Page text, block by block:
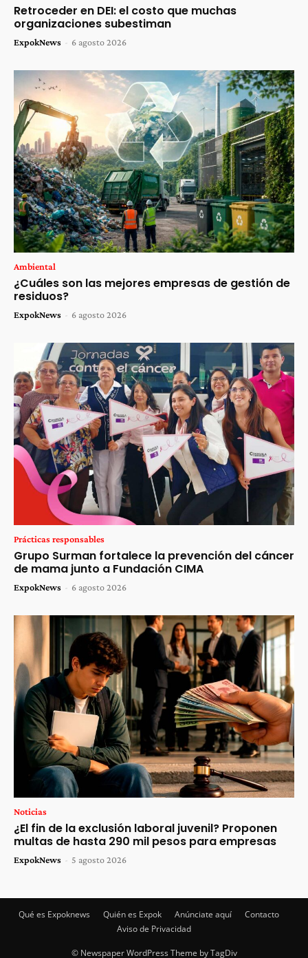
Retroceder en DEI: el costo que muchas
organizaciones subestiman
ExpokNews - 6 agosto 2026
Ambiental
¿Cuáles son las mejores empresas de gestión de
residuos?
ExpokNews - 6 agosto 2026
Prácticas responsables
Grupo Surman fortalece la prevención del cáncer
de mama junto a Fundación CIMA
ExpokNews - 6 agosto 2026
Noticias
¿El fin de la exclusión laboral juvenil? Proponen
multas de hasta 290 mil pesos para empresas
ExpokNews - 5 agosto 2026
Qué es Expoknews Quién es Expok Anúnciate aquí
Contacto
Aviso de Privacidad
© Newspaper WordPress Theme by TagDiv